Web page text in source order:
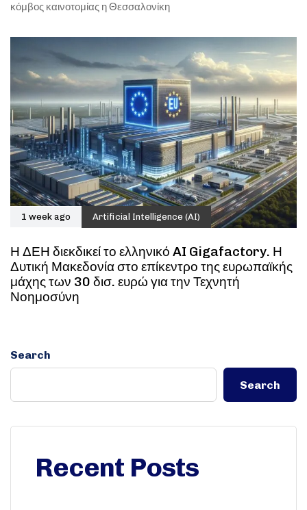
κόμβος καινοτομίας η Θεσσαλονίκη
1 week ago Artificial Intelligence (AI)
Η ΔΕΗ διεκδικεί το ελληνικό AI Gigafactory. Η
Δυτική Μακεδονία στο επίκεντρο της ευρωπαϊκής
μάχης των 30 δισ. ευρώ για την Τεχνητή
Νοημοσύνη
Search
Search
Recent Posts